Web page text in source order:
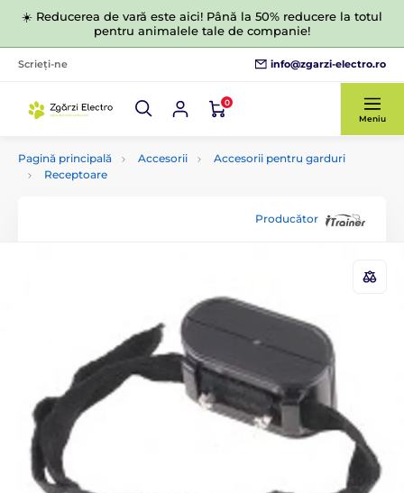
☀️ Reducerea de vară este aici! Până la 50% reducere la totul
pentru animalele tale de companie!
Scrieți-ne info@zgarzi-electro.ro
0
Meniu
Pagină principală Accesorii
Accesorii pentru garduri
Receptoare
Producător